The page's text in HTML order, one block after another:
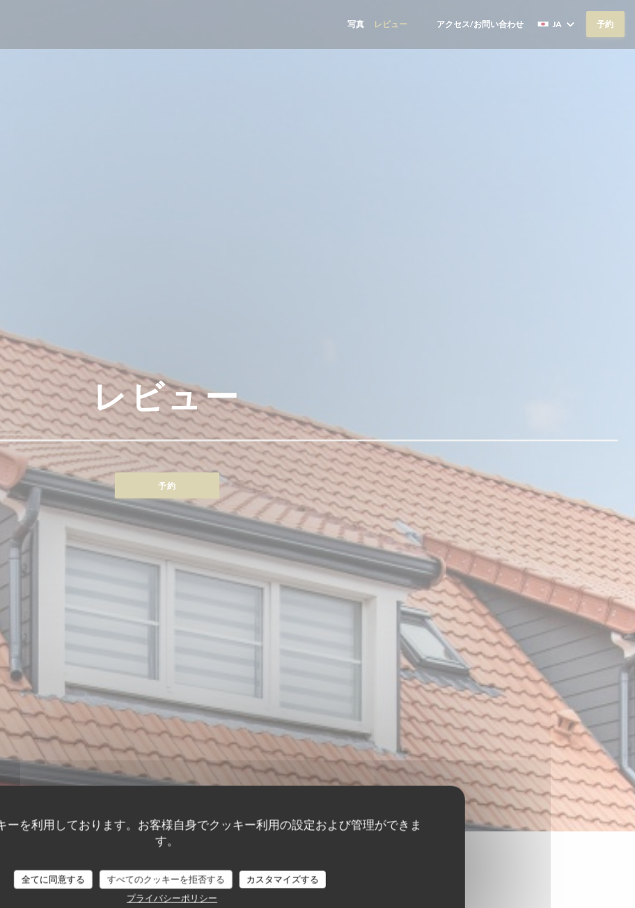
ーを利用しております。お客様自身でクッキー利用の設定および管理ができま
す。
全てに同意する すべてのクッキーを拒否する
カスタマイズする
プライバシーポリシー
写真 レビュー ((新しいウィンドウで開きます))
((新しいウィンドウで開きます))
アクセス/お問い合わせ JA 予約
レビュー
予約